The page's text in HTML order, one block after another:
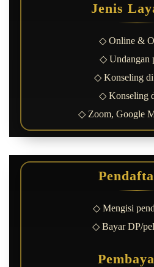
Jenis
◇ Online &
◇ Undangan
◇ Konseling
◇ Konseling
◇ Zoom, Google
◇ Mengisi
◇ Bayar DP/